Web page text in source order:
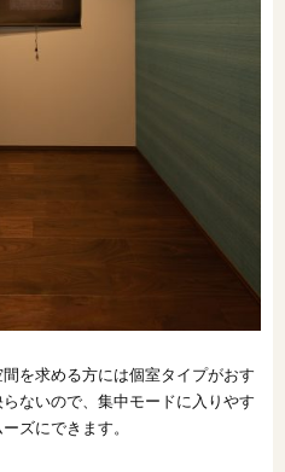
を求める方には個室タイプがおす
ないので、集中モードに入りやす
ズにできます。